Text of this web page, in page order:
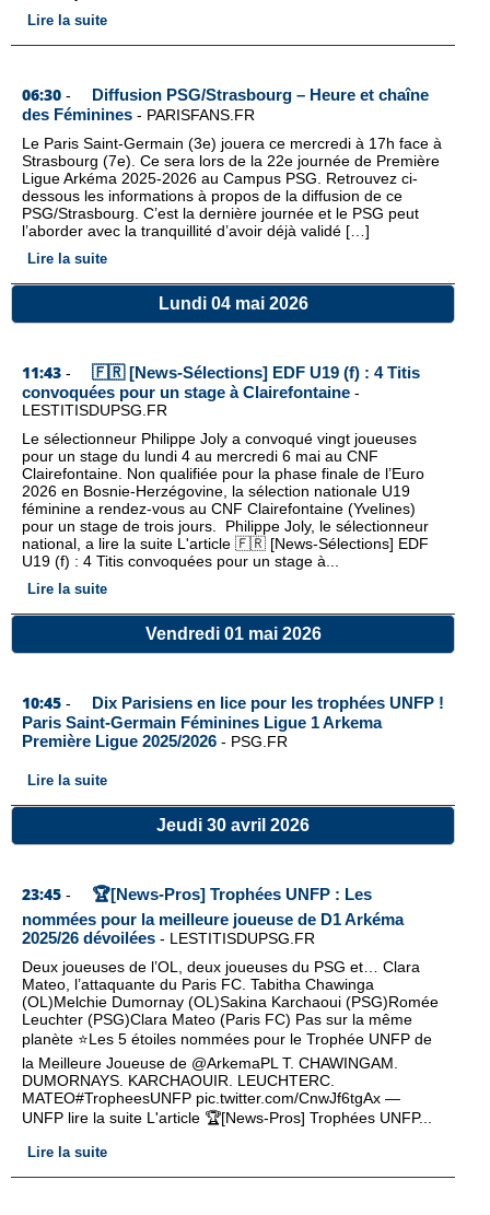
Lire la suite
06:30 -
Diffusion PSG/Strasbourg – Heure et chaîne
des Féminines - PARISFANS.FR
Le Paris Saint-Germain (3e) jouera ce mercredi à 17h face à
Strasbourg (7e). Ce sera lors de la 22e journée de Première
Ligue Arkéma 2025-2026 au Campus PSG. Retrouvez ci-
dessous les informations à propos de la diffusion de ce
PSG/Strasbourg. C’est la dernière journée et le PSG peut
l’aborder avec la tranquillité d’avoir déjà validé […]
Lire la suite
Lundi 04 mai 2026
11:43 -
🇫🇷 [News-Sélections] EDF U19 (f) : 4 Titis
convoquées pour un stage à Clairefontaine -
LESTITISDUPSG.FR
Le sélectionneur Philippe Joly a convoqué vingt joueuses
pour un stage du lundi 4 au mercredi 6 mai au CNF
Clairefontaine. Non qualifiée pour la phase finale de l’Euro
2026 en Bosnie-Herzégovine, la sélection nationale U19
féminine a rendez-vous au CNF Clairefontaine (Yvelines)
pour un stage de trois jours. Philippe Joly, le sélectionneur
national, a lire la suite L'article 🇫🇷 [News-Sélections] EDF
U19 (f) : 4 Titis convoquées pour un stage à...
Lire la suite
Vendredi 01 mai 2026
10:45 -
Dix Parisiens en lice pour les trophées UNFP !
Paris Saint-Germain Féminines Ligue 1 Arkema
Première Ligue 2025/2026 - PSG.FR
Lire la suite
Jeudi 30 avril 2026
23:45 -
🏆[News-Pros] Trophées UNFP : Les
nommées pour la meilleure joueuse de D1 Arkéma
2025/26 dévoilées - LESTITISDUPSG.FR
Deux joueuses de l’OL, deux joueuses du PSG et… Clara
Mateo, l’attaquante du Paris FC. Tabitha Chawinga
(OL)Melchie Dumornay (OL)Sakina Karchaoui (PSG)Romée
Leuchter (PSG)Clara Mateo (Paris FC) Pas sur la même
planète ⭐Les 5 étoiles nommées pour le Trophée UNFP de
la Meilleure Joueuse de @ArkemaPL T. CHAWINGAM.
DUMORNAYS. KARCHAOUIR. LEUCHTERC.
MATEO#TropheesUNFP pic.twitter.com/CnwJf6tgAx —
UNFP lire la suite L'article 🏆[News-Pros] Trophées UNFP...
Lire la suite